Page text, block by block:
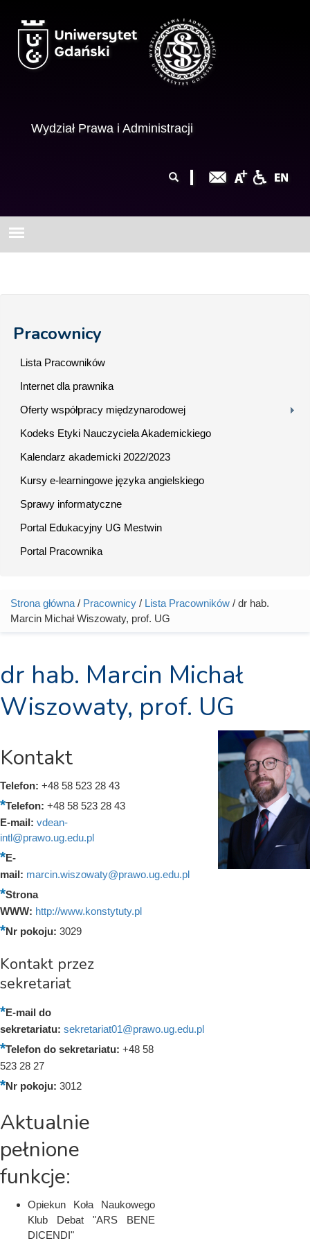
Wydział Prawa i Administracji
wyszukiwania
Pracownicy
Lista Pracowników
Internet dla prawnika
Oferty współpracy międzynarodowej
Kodeks Etyki Nauczyciela Akademickiego
Kalendarz akademicki 2022/2023
Kursy e-learningowe języka angielskiego
Sprawy informatyczne
Portal Edukacyjny UG Mestwin
Portal Pracownika
Jesteś tutaj
Strona główna / Pracownicy / Lista Pracowników / dr hab.
Marcin Michał Wiszowaty, prof. UG
dr hab. Marcin Michał
Wiszowaty, prof. UG
Kontakt
Telefon: +48 58 523 28 43
Telefon: +48 58 523 28 43
E-mail: vdean-
intl@prawo.ug.edu.pl
E-
mail: marcin.wiszowaty@prawo.ug.edu.pl
Strona
WWW: http://www.konstytuty.pl
Nr pokoju: 3029
Kontakt przez
sekretariat
E-mail do
sekretariatu: sekretariat01@prawo.ug.edu.pl
Telefon do sekretariatu: +48 58
523 28 27
Nr pokoju: 3012
Aktualnie
pełnione
funkcje:
Opiekun Koła Naukowego
Klub Debat "ARS BENE
DICENDI"